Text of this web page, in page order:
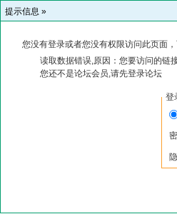
提示信息 »
您没有登录或者您没有权限访问此页面
读取数据错误,原因：您要访问的链
您还不是论坛会员,请先登录论坛
登